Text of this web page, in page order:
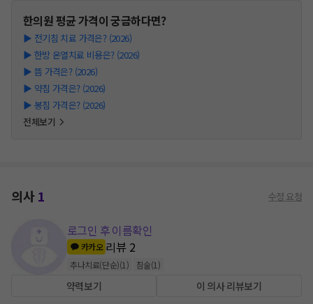
한의원평균 가격이 궁금하다면?
▶ 전기침 치료 가격은? (2026)
▶ 한방 온열치료 비용은? (2026)
▶ 뜸 가격은? (2026)
▶ 약침 가격은? (2026)
▶ 봉침 가격은? (2026)
전체보기
의사1 수정 요청
로그인 후 이름확인
카카오 리뷰 2
추나치료(단순)(1 ) 침술(1 )
약력보기 이 의사 리뷰보기